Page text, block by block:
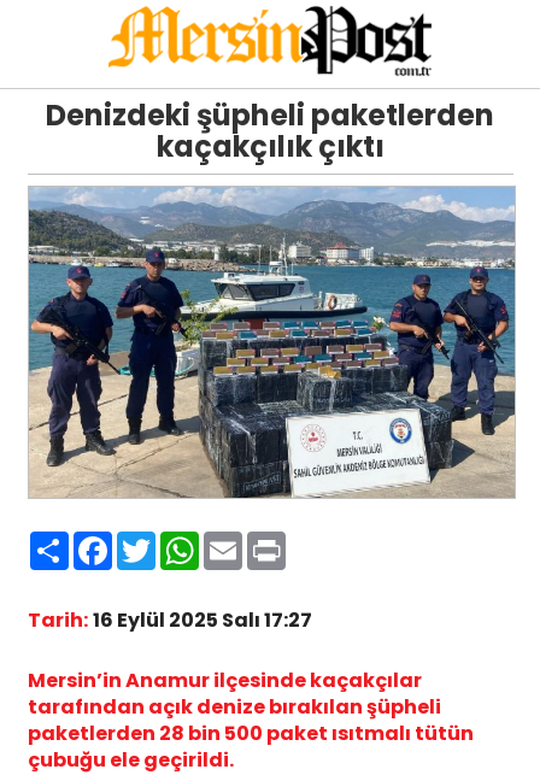
Denizdeki şüpheli paketlerden
kaçakçılık çıktı
PaylaşFacebook
TwitterWhatsApp
EmailPrint
Tarih:16 Eylül 2025 Salı 17:27
Mersin’in Anamur ilçesinde kaçakçılar
tarafından açık denize bırakılan şüpheli
paketlerden 28 bin 500 paket ısıtmalı tütün
çubuğu ele geçirildi.